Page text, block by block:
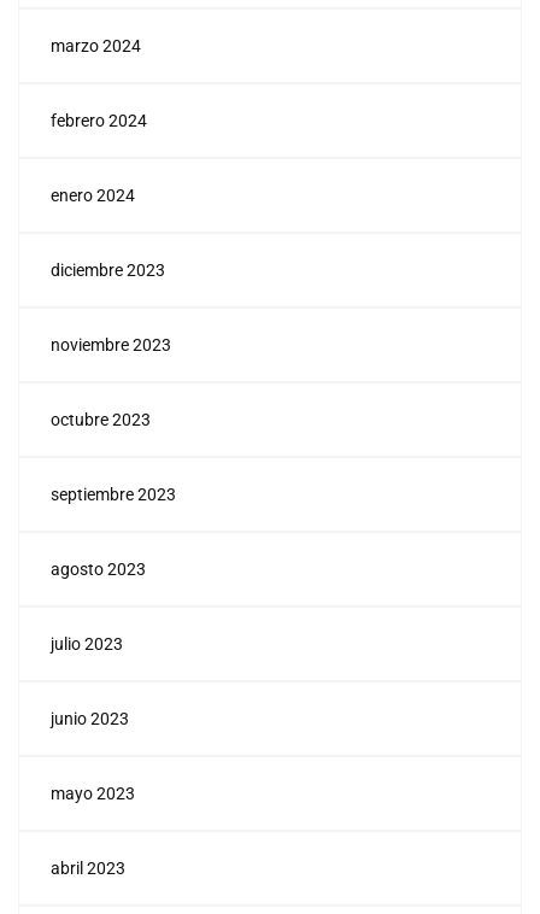
marzo 2024
febrero 2024
enero 2024
diciembre 2023
noviembre 2023
octubre 2023
septiembre 2023
agosto 2023
julio 2023
junio 2023
mayo 2023
abril 2023